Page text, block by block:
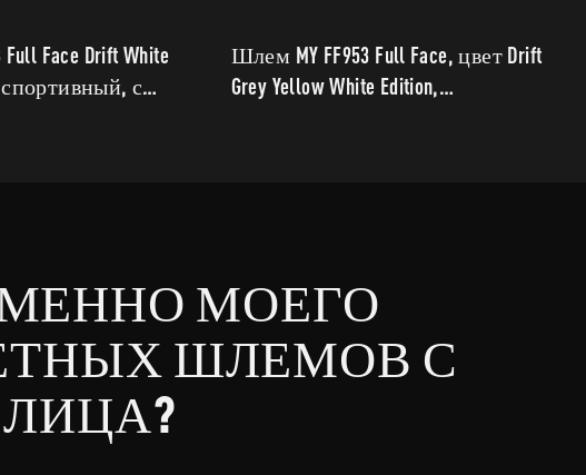
Face Drift White
спортивный, с
Шлем MY FF953 Full Face, цвет Drift
Grey Yellow White Edition,
МОЕГО
ШЛЕМОВ С